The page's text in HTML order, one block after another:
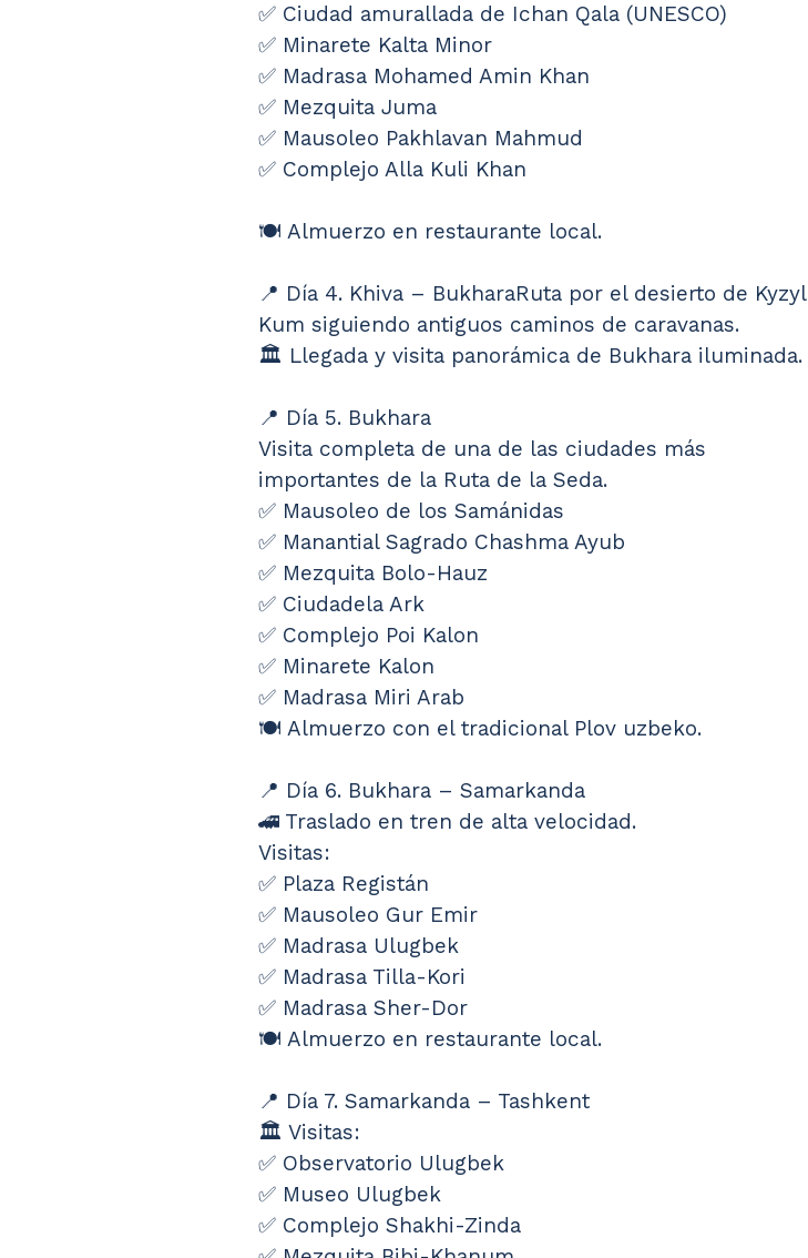
✅ Ciudad amurallada de Ichan Qala (UNESCO)
✅ Minarete Kalta Minor
✅ Madrasa Mohamed Amin Khan
✅ Mezquita Juma
✅ Mausoleo Pakhlavan Mahmud
✅ Complejo Alla Kuli Khan
🍽️ Almuerzo en restaurante local.
📍 Día 4. Khiva – BukharaRuta por el desierto de Kyzyl
Kum siguiendo antiguos caminos de caravanas.
🏛️ Llegada y visita panorámica de Bukhara iluminada.
📍 Día 5. Bukhara
Visita completa de una de las ciudades más
importantes de la Ruta de la Seda.
✅ Mausoleo de los Samánidas
✅ Manantial Sagrado Chashma Ayub
✅ Mezquita Bolo-Hauz
✅ Ciudadela Ark
✅ Complejo Poi Kalon
✅ Minarete Kalon
✅ Madrasa Miri Arab
🍽️ Almuerzo con el tradicional Plov uzbeko.
📍 Día 6. Bukhara – Samarkanda
🚄 Traslado en tren de alta velocidad.
Visitas:
✅ Plaza Registán
✅ Mausoleo Gur Emir
✅ Madrasa Ulugbek
✅ Madrasa Tilla-Kori
✅ Madrasa Sher-Dor
🍽️ Almuerzo en restaurante local.
📍 Día 7. Samarkanda – Tashkent
🏛️ Visitas:
✅ Observatorio Ulugbek
✅ Museo Ulugbek
✅ Complejo Shakhi-Zinda